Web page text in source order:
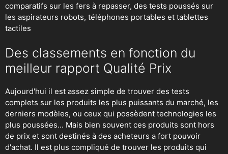
comparatifs sur les fers à repasser, des tests poussés sur
les aspirateurs robots, téléphones portables et tablettes
tactiles
Des classements en fonction du
meilleur rapport Qualité Prix
Aujourd'hui il est assez simple de trouver des tests
complets sur les produits les plus puissants du marché, les
derniers modèles, ou ceux qui possèdent technologies les
plus poussées... Mais bien souvent ces produits sont hors
de prix et sont destinés à des acheteurs a fort pouvoir
d'achat. Il est plus compliqué de trouver les produits qui